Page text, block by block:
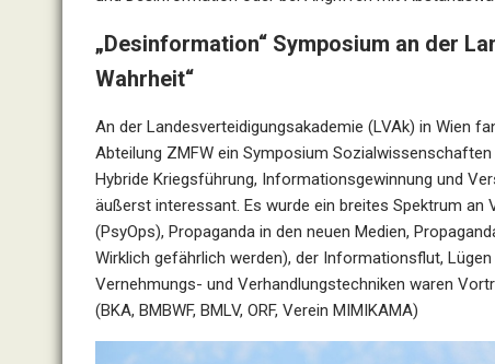
„Desinformation“ Symposium an der
Wahrheit“
An der Landesverteidigungsakademie (LVAk) in Wien
Abteilung ZMFW ein Symposium
Hybride Kriegsführung, Informationsgewinnung und
äußerst interessant. Es wurde ein breites Spektrum
(PsyOps), Propaganda in den neuen Medien,
Wirklich gefährlich werden), der Informationsflut,
Vernehmungs- und Verhandlungstechniken waren
(BKA, BMBWF, BMLV, ORF, Verein MIMIKAMA)